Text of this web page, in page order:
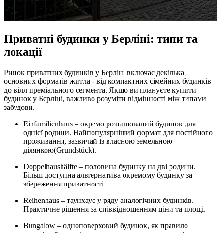
Приватні будинки у Берліні: типи та
локації
Ринок приватних будинків у Берліні включає декілька
основних форматів житла - від компактних сімейних будинків
до вілл преміального сегмента. Якщо ви плануєте купити
будинок у Берліні, важливо розуміти відмінності між типами
забудови.
Einfamilienhaus – окремо розташований будинок для
однієї родини. Найпопулярніший формат для постійного
проживання, зазвичай із власною земельною
ділянкою(Grundstück).
Doppelhaushälfte – половина будинку на дві родини.
Більш доступна альтернатива окремому будинку за
збереження приватності.
Reihenhaus – таунхаус у ряду аналогічних будинків.
Практичне рішення за співвідношенням ціни та площі.
Bungalow – одноповерховий будинок, як правило